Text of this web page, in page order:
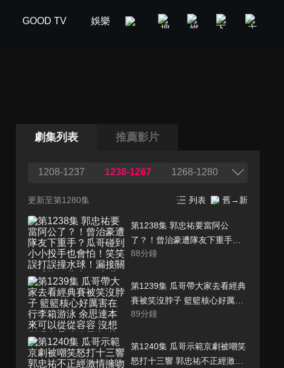
GOOD TV 娛樂 美食旅遊 新聞政論
劇集列表 推薦影片
1208-1237 1238-1267 1268-1280
更新至第1280集 列表 舊→新
第1238集 郭忠祐要當阿公
了？！曾治豪遭隊友下重手？
瓜哥碰到小小投手也會怕！笑
抱頭悲痛！(台北信義)
88分鐘
第1239集 瓜哥帶大家去看經典
賽被笑沒脖子 籃籃核心好厲害
在行李箱游泳 余思達本來可以
爬 林柏妤遊戲亂亂跑錯失劉丞
最佳時機 (高雄大寮)
89分鐘
第1240集 瓜哥示範京劇被嘲笑
怒打十三響 郭忠祐不正經激情